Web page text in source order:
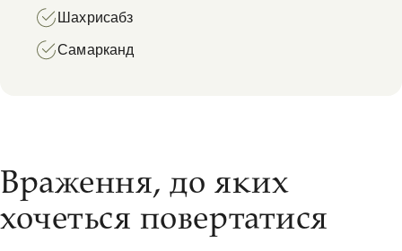
Шахрисабз
Самарканд
Враження, до яких
хочеться повертатися